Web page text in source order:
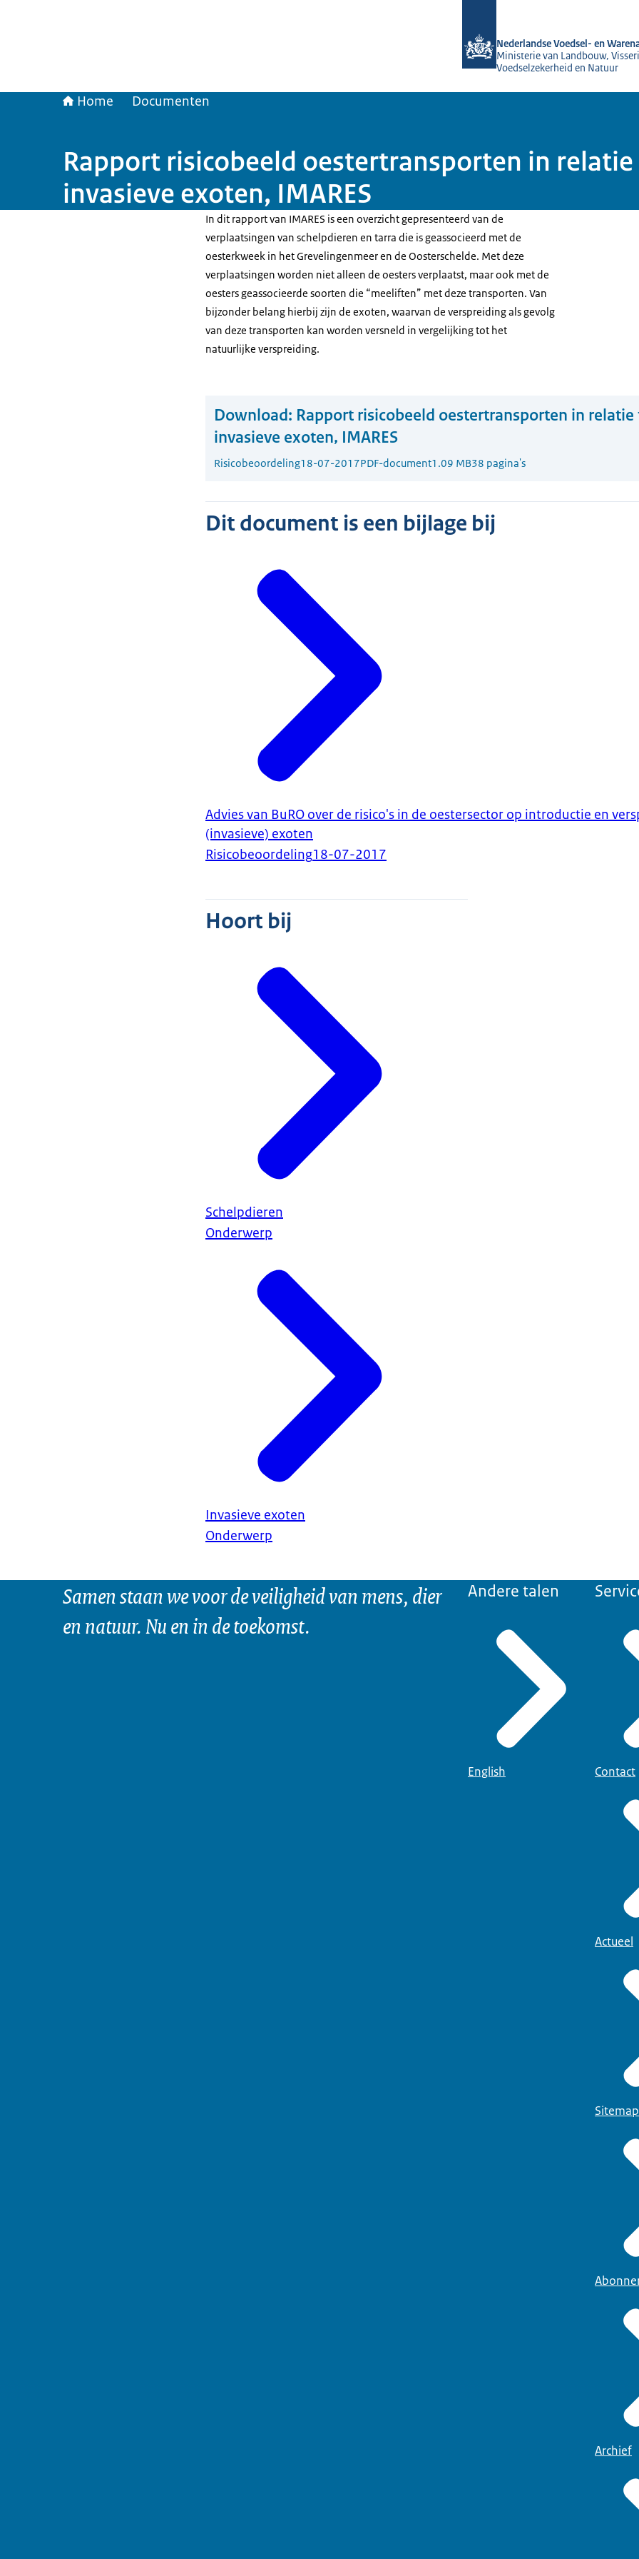
Nederlandse Voedsel- en
Ministerie van Landbouw,
Voedselzekerheid en Natuur
Home Documenten
Rapport risicobeeld oestertransporten in
invasieve exoten, IMARES
In dit rapport van IMARES is een overzicht gepresenteerd van de
verplaatsingen van schelpdieren en tarra die is geassocieerd met de
oesterkweek in het Grevelingenmeer en de Oosterschelde. Met deze
verplaatsingen worden niet alleen de oesters verplaatst, maar ook met de
oesters geassocieerde soorten die “meeliften” met deze transporten. Van
bijzonder belang hierbij zijn de exoten, waarvan de verspreiding als gevolg
van deze transporten kan worden versneld in vergelijking tot het
natuurlijke verspreiding.
Download: Rapport risicobeeld oestertransporten in
invasieve exoten, IMARES
Risicobeoordeling18-07-2017PDF-document1.09 MB38 pagina's
Dit document is een bijlage bij
Advies van BuRO over de risico's in de oestersector op introductie en
(invasieve) exoten
Risicobeoordeling18-07-2017
Hoort bij
Schelpdieren
Onderwerp
Invasieve exoten
Onderwerp
Samen staan we voor de veiligheid van mens, dier
en natuur. Nu en in de toekomst.
Andere talen
English Contact
Actueel
Sitemap
Archief